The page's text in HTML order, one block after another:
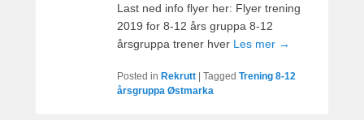
Last ned info flyer her: Flyer trening
2019 for 8-12 års gruppa 8-12
årsgruppa trener hver Les mer →
Posted in Rekrutt Tagged Trening 8-12
årsgruppa Østmarka